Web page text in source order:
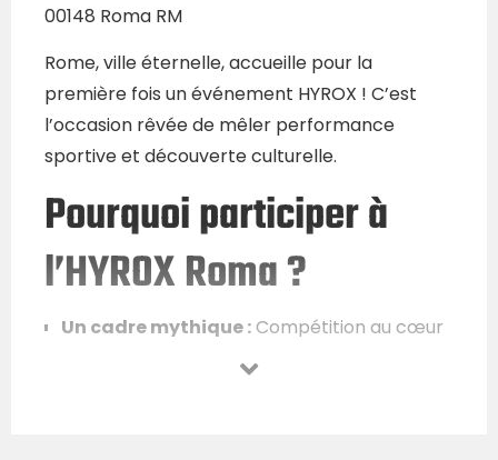
00148 Roma RM
Rome, ville éternelle, accueille pour la
première fois un événement HYROX ! C’est
l’occasion rêvée de mêler performance
sportive et découverte culturelle.
Pourquoi participer à
l’HYROX Roma ?
Un cadre mythique :Compétition au cœur
de Rome, une ville chargée d’histoire.